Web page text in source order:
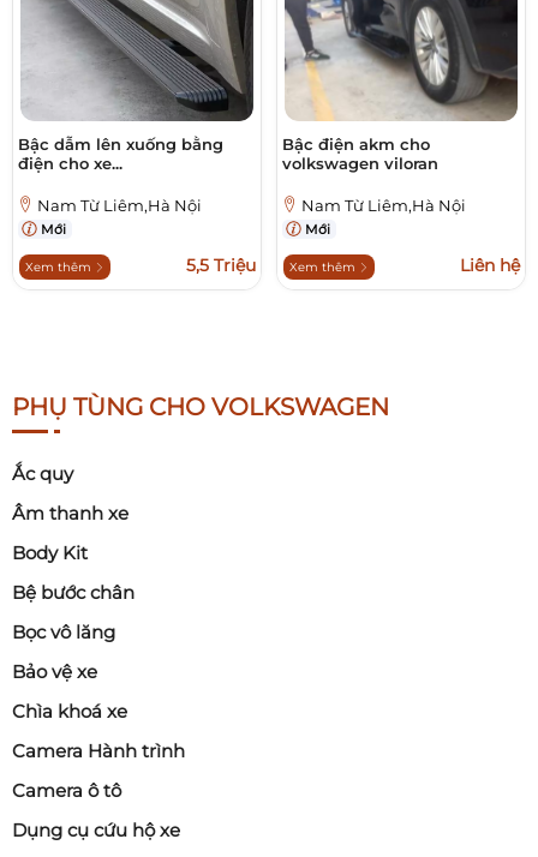
Bậc dẫm lên xuống bằng
điện cho xe...
Nam Từ Liêm,Hà Nội
Mới
Xem thêm 5,5 Triệu
Bậc điện akm cho
volkswagen viloran
Nam Từ Liêm,Hà Nội
Mới
Xem thêm Liên hệ
PHỤ TÙNG CHO VOLKSWAGEN
Ắc quy
Âm thanh xe
Body Kit
Bệ bước chân
Bọc vô lăng
Bảo vệ xe
Chìa khoá xe
Camera Hành trình
Camera ô tô
Dụng cụ cứu hộ xe